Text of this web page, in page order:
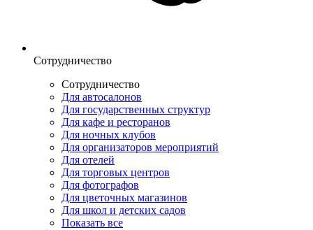
Сотрудничество
Сотрудничество
Для автосалонов
Для государственных структур
Для кафе и ресторанов
Для ночных клубов
Для организаторов мероприятий
Для отелей
Для торговых центров
Для фотографов
Для цветочных магазинов
Для школ и детских садов
Показать все